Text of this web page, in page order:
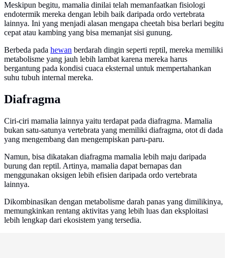
Meskipun begitu, mamalia dinilai telah memanfaatkan fisiologi
endotermik mereka dengan lebih baik daripada ordo vertebrata
lainnya. Ini yang menjadi alasan mengapa cheetah bisa berlari begitu
cepat atau kambing yang bisa memanjat sisi gunung.
Berbeda pada hewan berdarah dingin seperti reptil, mereka memiliki
metabolisme yang jauh lebih lambat karena mereka harus
bergantung pada kondisi cuaca eksternal untuk mempertahankan
suhu tubuh internal mereka.
Diafragma
Ciri-ciri mamalia lainnya yaitu terdapat pada diafragma. Mamalia
bukan satu-satunya vertebrata yang memiliki diafragma, otot di dada
yang mengembang dan mengempiskan paru-paru.
Namun, bisa dikatakan diafragma mamalia lebih maju daripada
burung dan reptil. Artinya, mamalia dapat bernapas dan
menggunakan oksigen lebih efisien daripada ordo vertebrata
lainnya.
Dikombinasikan dengan metabolisme darah panas yang dimilikinya,
memungkinkan rentang aktivitas yang lebih luas dan eksploitasi
lebih lengkap dari ekosistem yang tersedia.